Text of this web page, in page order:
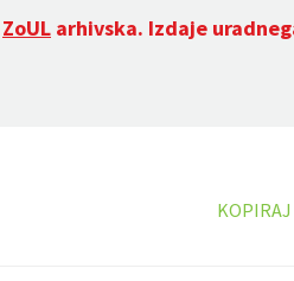
ZoUL arhivska. Izdaje
KOPIRAJ